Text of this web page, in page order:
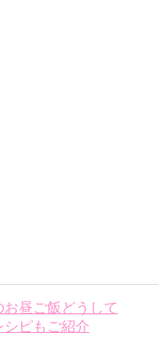
お昼ご飯どうして
シピもご紹介